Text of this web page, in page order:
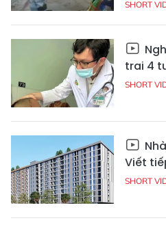
SHORT
trai 4
SHORT
Viết
SHORT